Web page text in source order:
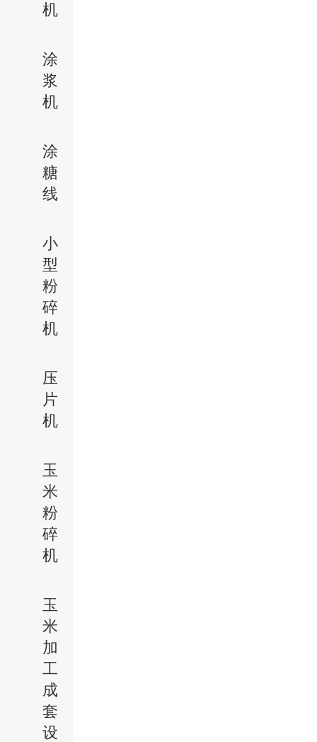
机
涂
浆
机
涂
糖
线
小
型
粉
碎
机
压
片
机
玉
米
粉
碎
机
玉
米
加
工
成
套
设